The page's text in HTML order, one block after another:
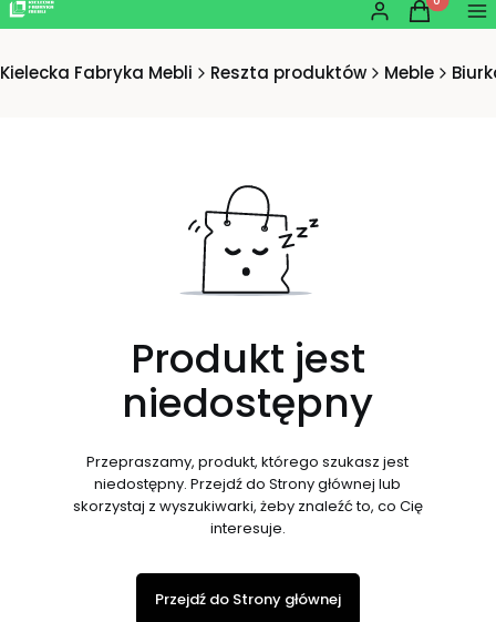
Zaloguj się
Produkty
Koszyk
Kielecka Fabryka Mebli Reszta produktów Meble
Produkt jest
niedostępny
Przepraszamy, produkt, którego szukasz jest
niedostępny. Przejdź do Strony głównej lub
skorzystaj z wyszukiwarki, żeby znaleźć to, co Cię
interesuje.
Przejdź do Strony głównej